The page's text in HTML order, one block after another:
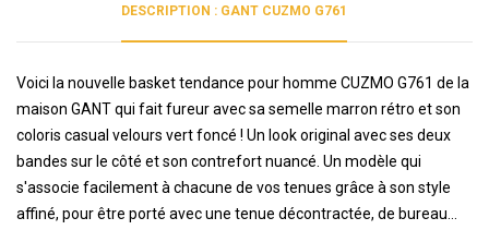
DESCRIPTION : GANT CUZMO G761
Voici la nouvelle basket tendance pour homme CUZMO G761 de la
maison GANT qui fait fureur avec sa semelle marron rétro et son
coloris casual velours vert foncé ! Un look original avec ses deux
bandes sur le côté et son contrefort nuancé. Un modèle qui
s'associe facilement à chacune de vos tenues grâce à son style
affiné, pour être porté avec une tenue décontractée, de bureau...